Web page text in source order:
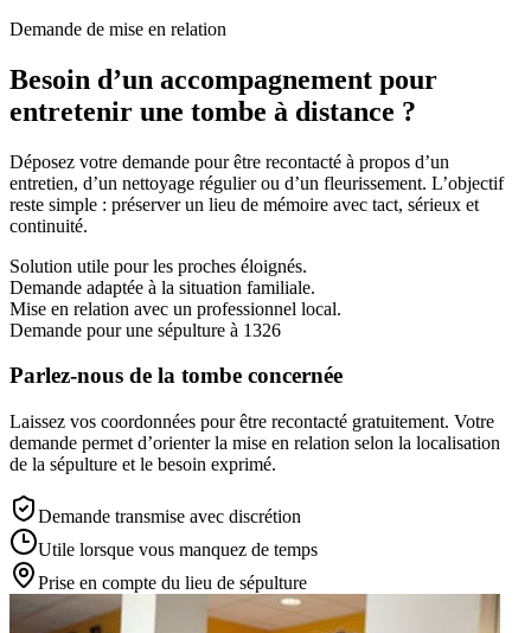
Demande de mise en relation
Besoin d’un accompagnement pour
entretenir une tombe à distance ?
Déposez votre demande pour être recontacté à propos d’un
entretien, d’un nettoyage régulier ou d’un fleurissement. L’objectif
reste simple : préserver un lieu de mémoire avec tact, sérieux et
continuité.
Solution utile pour les proches éloignés.
Demande adaptée à la situation familiale.
Mise en relation avec un professionnel local.
Demande pour une sépulture à 1326
Parlez-nous de la tombe concernée
Laissez vos coordonnées pour être recontacté gratuitement. Votre
demande permet d’orienter la mise en relation selon la localisation
de la sépulture et le besoin exprimé.
Demande transmise avec discrétion
Utile lorsque vous manquez de temps
Prise en compte du lieu de sépulture